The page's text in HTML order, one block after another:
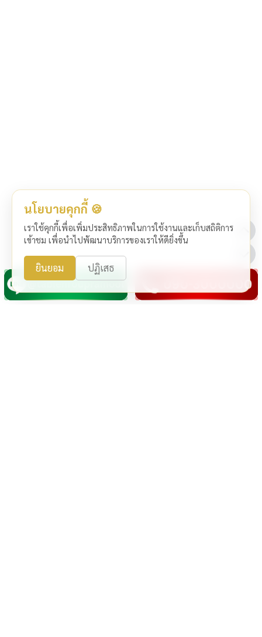
นโยบายคุกกี้ 🍪
เราใช้คุกกี้เพื่อเพิ่มประสิทธิภาพในการใช้งานและเก็บสถิติการ
เข้าชม เพื่อนำไปพัฒนาบริการของเราให้ดียิ่งขึ้น
ยินยอม ปฏิเสธ